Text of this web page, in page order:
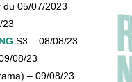
du 05/07/2023
23
S3 – 08/08/23
08/23
– 09/08/23